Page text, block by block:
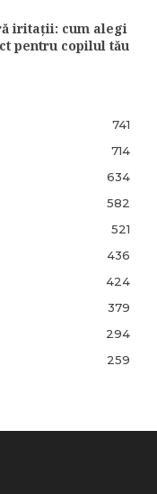
iritații: cum alegi
pentru copilul tău
741
714
634
582
521
436
424
379
294
259